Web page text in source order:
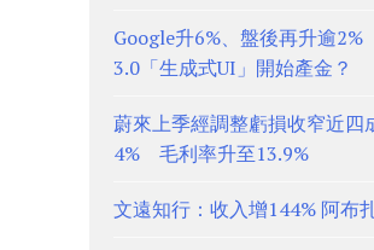
Google升6%、盤後再升逾
3.0「生成式UI」開始產金？
蔚來上季經調整虧損收窄近四
4% 毛利率升至13.9%
文遠知行：收入增144% 阿布